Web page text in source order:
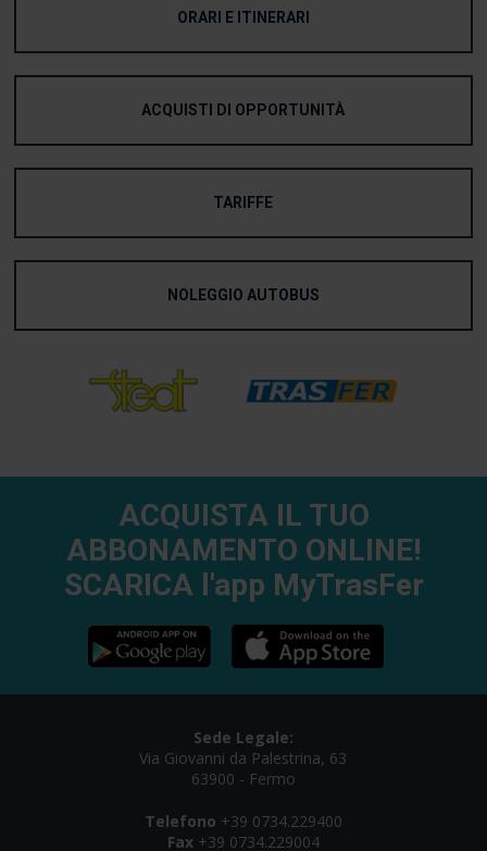
ORARI E ITINERARI
ACQUISTI DI OPPORTUNITÀ
TARIFFE
NOLEGGIO AUTOBUS
ACQUISTA IL TUO
ABBONAMENTO ONLINE!
SCARICA l'app MyTrasFer
Sede Legale:
Via Giovanni da Palestrina, 63
63900 - Fermo
Telefono +39 0734.229400
Fax+39 0734.229004